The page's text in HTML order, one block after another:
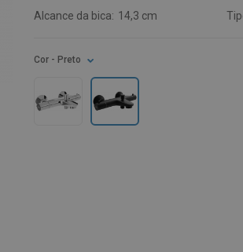
Alcance da bica: 14,3 cm
Cor - Preto